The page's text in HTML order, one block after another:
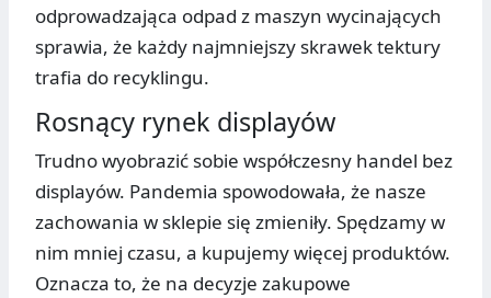
odprowadzająca odpad z maszyn wycinających
sprawia, że każdy najmniejszy skrawek tektury
trafia do recyklingu.
Rosnący rynek displayów
Trudno wyobrazić sobie współczesny handel bez
displayów. Pandemia spowodowała, że nasze
zachowania w sklepie się zmieniły. Spędzamy w
nim mniej czasu, a kupujemy więcej produktów.
Oznacza to, że na decyzje zakupowe